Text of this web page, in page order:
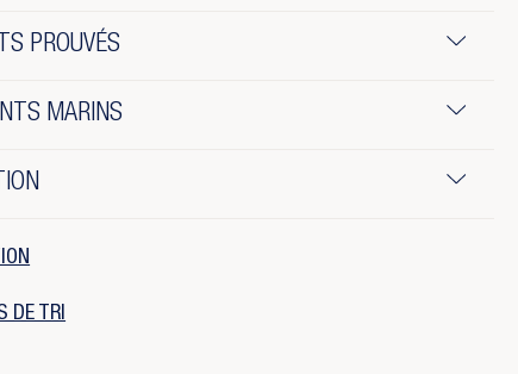
PROUVÉS
MARINS
DE TRI